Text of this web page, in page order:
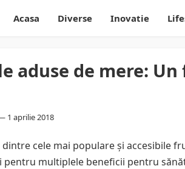
Acasa Diverse Inovatie
aduse de mere:
1 aprilie 2018
cele mai populare și accesibile
pentru multiplele beneficii pentru